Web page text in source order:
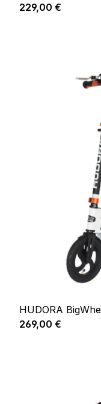
Prix régulier :
229,00 €
HUDORA
Prix régulier :
269,00 €